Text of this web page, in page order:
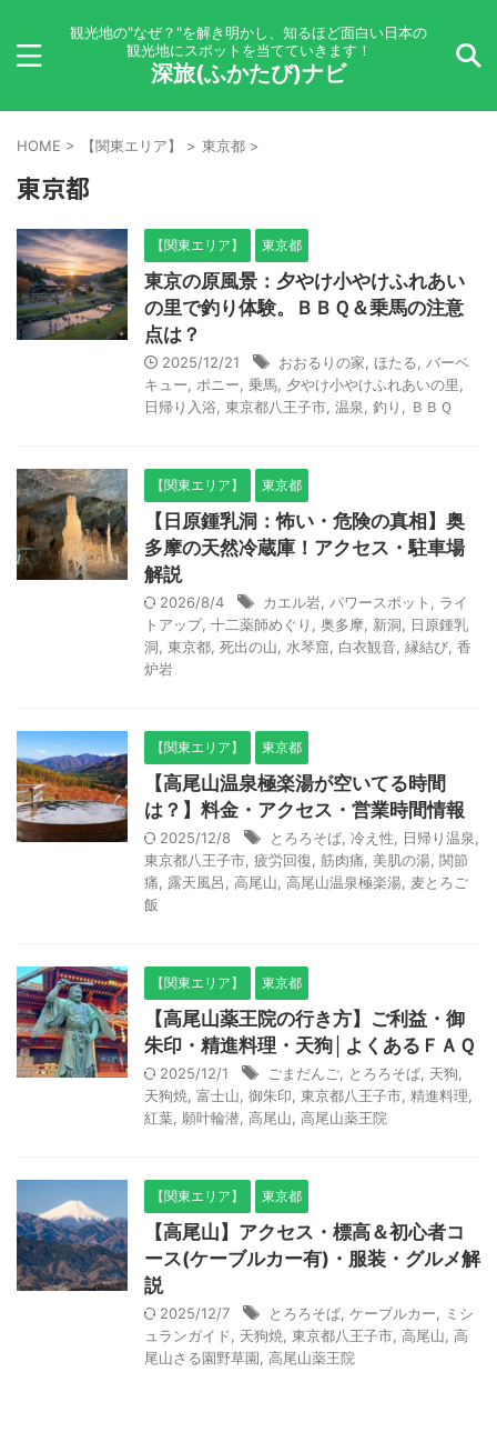
観光地の"なぜ？"を解き明かし、知るほど面白い日本の
観光地にスポットを当てていきます！
深旅(ふかたび)ナビ
HOME > 【関東エリア】 > 東京都 >
東京都
【関東エリア】 東京都
東京の原風景：夕やけ小やけふれあい
の里で釣り体験。ＢＢＱ＆乗馬の注意
点は？
2025/12/21 おおるりの家 ほたる
バーベ
キュー
ポニー 乗馬 夕やけ小やけふれあいの里
日帰り入浴 東京都八王子市 温泉 釣り ＢＢＱ
【関東エリア】 東京都
【日原鍾乳洞：怖い・危険の真相】奥
多摩の天然冷蔵庫！アクセス・駐車場
解説
2026/8/4 カエル岩 パワースポット
ライ
トアップ, 十二薬師めぐり 奥多摩 新洞
日原鍾乳
洞 東京都 死出の山 水琴窟 白衣観音 縁結び 香
炉岩
【関東エリア】 東京都
【高尾山温泉極楽湯が空いてる時間
は？】料金・アクセス・営業時間情報
2025/12/8 とろろそば 冷え性 日帰り温泉
東京都八王子市 疲労回復 筋肉痛 美肌の湯 関節
痛
露天風呂 高尾山 高尾山温泉極楽湯 麦とろご
飯
【関東エリア】 東京都
【高尾山薬王院の行き方】ご利益・御
朱印・精進料理・天狗│よくあるＦＡＱ
2025/12/1 ごまだんご とろろそば 天狗
天狗焼 富士山 御朱印 東京都八王子市 精進料理
紅葉 願叶輪潜 高尾山 高尾山薬王院
【関東エリア】 東京都
【高尾山】アクセス・標高＆初心者コ
ース(ケーブルカー有)・服装・グルメ解
説
2025/12/7 とろろそば ケーブルカー
ミシ
ュランガイド
天狗焼 東京都八王子市 高尾山 高
尾山さる園野草園 高尾山薬王院